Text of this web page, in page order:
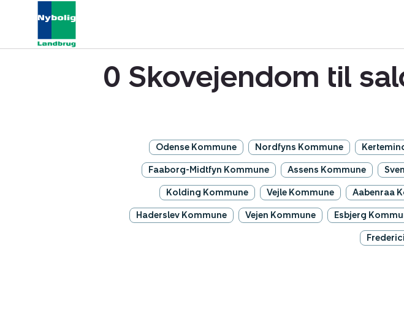
0 Skovejendom til
Odense Kommune Nordfyns Kommune
Faaborg-Midtfyn Kommune Assens Kommune
Kolding Kommune Vejle Kommune Aabenraa
Haderslev Kommune Vejen Kommune Esbjerg